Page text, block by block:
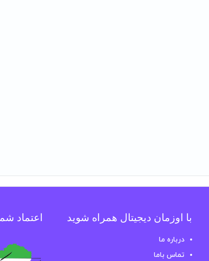
با اوزمان دیجیتال همراه شوید
درباره ما
تماس باما
اعتماد